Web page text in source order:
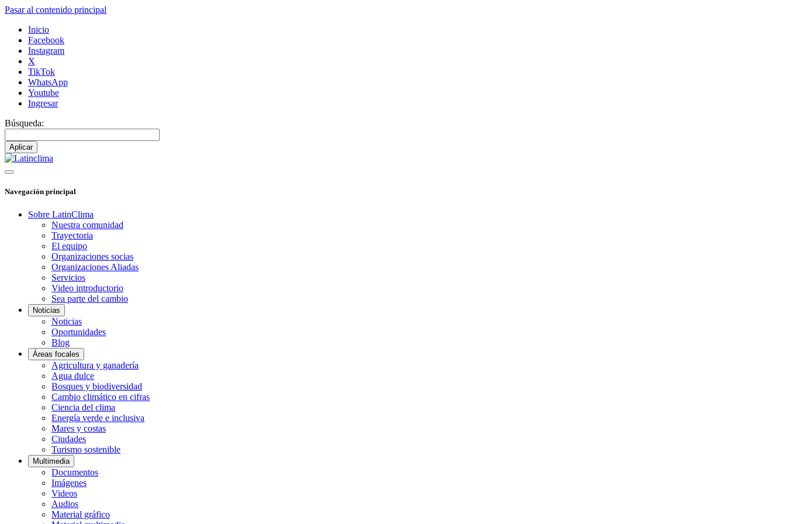
Pasar al contenido principal
Inicio
Facebook
Instagram
X
TikTok
WhatsApp
Youtube
Ingresar
Búsqueda:
Navegación principal
Sobre LatinClima
Nuestra comunidad
Trayectoria
El equipo
Organizaciones socias
Organizaciones Aliadas
Servicios
Video introductorio
Sea parte del cambio
Noticias
Noticias
Oportunidades
Blog
Áreas focales
Agricultura y ganadería
Agua dulce
Bosques y biodiversidad
Cambio climático en cifras
Ciencia del clima
Energía verde e inclusiva
Mares y costas
Ciudades
Turismo sostenible
Multimedia
Documentos
Imágenes
Videos
Audios
Material gráfico